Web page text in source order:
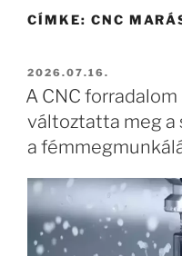
CÍMKE: CNC
BEKÜLDVE:
2026.07.16.
A CNC
változtatta meg a
a